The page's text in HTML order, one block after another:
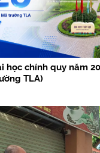
học chính quy năm
TLA)